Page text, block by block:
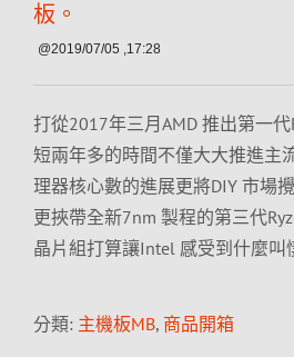
板。
@2019/07/05 ,17:28
打從2017年三月AMD 推出第一
短兩年多的時間不僅大大推進主
理器核心數的進展更將DIY 市場
更挾帶全新7nm 製程的第三代
晶片組打算讓Intel 感受到什麼
分類: 主機板MB, 商品開箱